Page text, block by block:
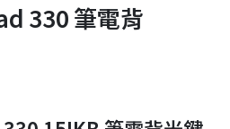
330 筆電背